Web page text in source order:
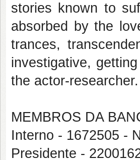
stories known to
absorbed by the
trances,
investigative,
the actor-researcher.
MEMBROS DA
Interno - 1672505 -
Presidente -